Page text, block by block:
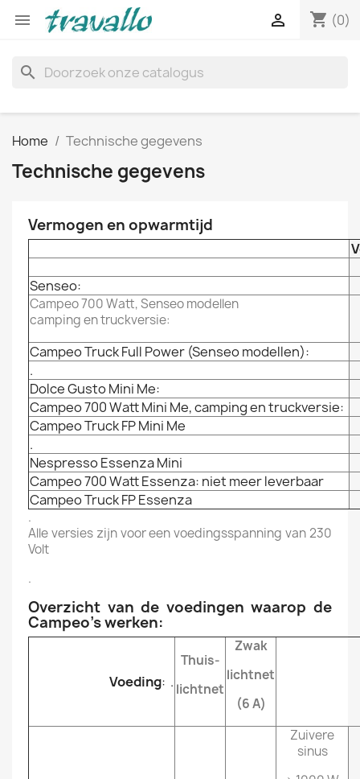
 shopping_cart (0)

search
Home Technische gegevens
Technische gegevens
Vermogen en opwarmtijd
Senseo:
Campeo 700 Watt, Senseo modellen
camping en truckversie:
Campeo Truck Full Power (Senseo modellen):
.
Dolce Gusto Mini Me:
Campeo 700 Watt Mini Me, camping en truckversie:
Campeo Truck FP Mini Me
.
Nespresso Essenza Mini
Campeo 700 Watt Essenza: niet meer leverbaar
Campeo Truck FP Essenza
.
Alle versies zijn voor een voedingsspanning van 230
Volt
.
Overzicht van de voedingen waarop de
Campeo’s werken:
Voeding: .
Thuis-
lichtnet
Zwak
lichtnet
(6 A)
Zuivere
sinus